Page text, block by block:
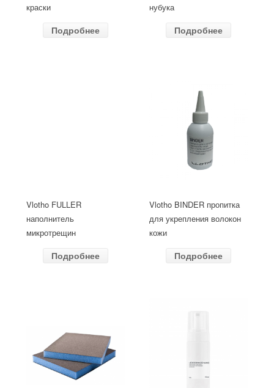
краски
Подробнее
нубука
Подробнее
Vlotho FULLER
наполнитель
микротрещин
Подробнее
Vlotho BINDER пропитка
для укрепления волокон
кожи
Подробнее